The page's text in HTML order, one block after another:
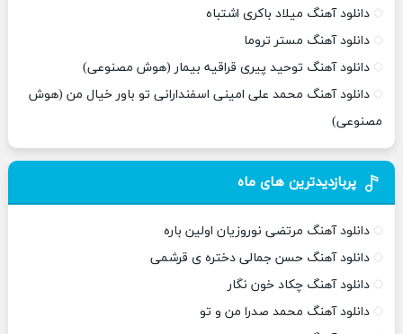
دانلود آهنگ میلاد باکری اشتباه
دانلود آهنگ مستر تروما
دانلود آهنگ توحید پیری قراقیه بیمار (هوش مصنوعی)
دانلود آهنگ محمد علی امینی اسفندارانی تو باور خیال من (هوش
مصنوعی)
پربازدیدترین های ماه
دانلود آهنگ مرتضی نوروزیان اولین باره
دانلود آهنگ حسن جمالی دختره ی قرشمی
دانلود آهنگ چکاد خون نگار
دانلود آهنگ محمد صدرا من و تو